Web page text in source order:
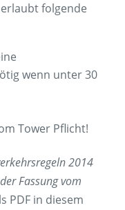
folgende
wenn unter 30
Tower Pflicht!
2014
Fassung vom
PDF in diesem